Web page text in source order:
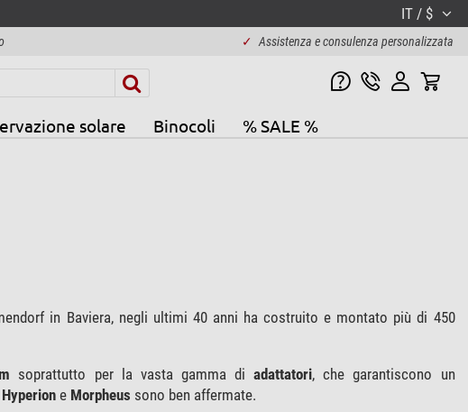
IT / $
✓ Assistenza e consulenza personalizzata
solare Binocoli % SALE %
in Baviera, negli ultimi 40 anni ha costruito e montato più di 450
soprattutto per la vasta gamma diadattatori, che garantiscono un
Hyperione Morpheus sono ben affermate.